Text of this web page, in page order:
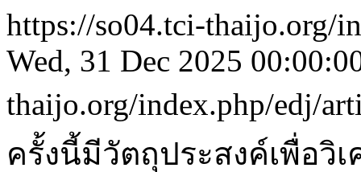
https://so04.tci-thaijo.org/
Wed, 31 Dec 2025
thaijo.org/index.php/edj/
ครั้งนี้มีวัตถุประสงค์เพื่อวิ